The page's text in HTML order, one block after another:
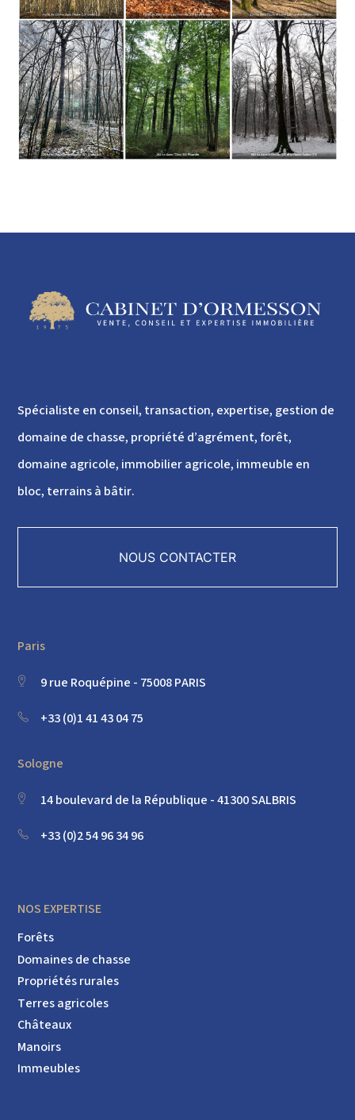
Spécialiste en conseil, transaction, expertise, gestion de
domaine de chasse, propriété d’agrément, forêt,
domaine agricole, immobilier agricole, immeuble en
bloc, terrains à bâtir.
NOUS CONTACTER
Paris
9 rue Roquépine - 75008 PARIS
+33 (0)1 41 43 04 75
Sologne
14 boulevard de la République - 41300 SALBRIS
+33 (0)2 54 96 34 96
NOS EXPERTISE
Forêts
Domaines de chasse
Propriétés rurales
Terres agricoles
Châteaux
Manoirs
Immeubles